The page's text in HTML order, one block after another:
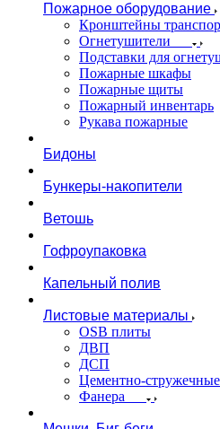
Пожарное оборудование
Кронштейны
Огнетушители
Подставки для
Пожарные шкафы
Пожарные щиты
Пожарный инвентарь
Рукава пожарные
Бидоны
Бункеры-накопители
Ветошь
Гофроупаковка
Капельный полив
Листовые материалы
OSB плиты
ДВП
ДСП
Цементно-
Фанера